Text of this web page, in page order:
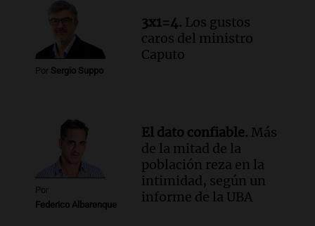
Audio.
Chile planteó mejorar la
conectividad fronteriza, aérea y digital
con Jujuy
Panorama Federal
Episodios
Por Sergio Suppo
3x1=4. Los gustos
caros del ministro
Caputo
Por
Federico Albarenque
El dato confiable. Más
de la mitad de la
población reza en la
intimidad, según un
informe de la UBA